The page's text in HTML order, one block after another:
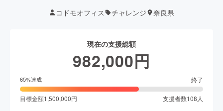
コドモオフィス チャレンジ 奈良県
現在の支援総額
982,000円
65%達成 終了
目標金額1,500,000円 支援者数108 人